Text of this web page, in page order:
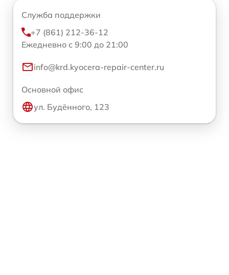
Служба поддержки
+7 (861) 212-36-12
Ежедневно с 9:00 до 21:00
info@krd.kyocera-repair-center.ru
Основной офис
ул. Будённого, 123